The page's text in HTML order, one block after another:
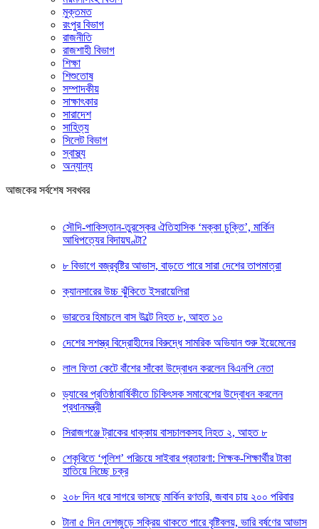
মুক্তমত
রংপুর বিভাগ
রাজনীতি
রাজশাহী বিভাগ
শিক্ষা
শিশুতোষ
সম্পাদকীয়
সাক্ষাৎকার
সারাদেশ
সাহিত্য
সিলেট বিভাগ
স্বাস্থ্য
অন্যান্য
আজকের সর্বশেষ সবখবর
সৌদি-পাকিস্তান-তুরস্কের ঐতিহাসিক ‘মক্কা চুক্তি’, মার্কিন
আধিপত্যের বিদায়ঘণ্টা?
৮ বিভাগে বজ্রবৃষ্টির আভাস, বাড়তে পারে সারা দেশের তাপমাত্রা
ক্যানসারের উচ্চ ঝুঁকিতে ইসরায়েলিরা
ভারতের হিমাচলে বাস উল্টে নিহত ৮, আহত ১০
দেশের সশস্ত্র বিদ্রোহীদের বিরুদ্ধে সামরিক অভিযান শুরু ইয়েমেনের
লাল ফিতা কেটে বাঁশের সাঁকো উদ্বোধন করলেন বিএনপি নেতা
ড্যাবের প্রতিষ্ঠাবার্ষিকীতে চিকিৎসক সমাবেশের উদ্বোধন করলেন
প্রধানমন্ত্রী
সিরাজগঞ্জে ট্রাকের ধাক্কায় বাসচালকসহ নিহত ২, আহত ৮
শেকৃবিতে ‘পুলিশ’ পরিচয়ে সাইবার প্রতারণা: শিক্ষক-শিক্ষার্থীর টাকা
হাতিয়ে নিচ্ছে চক্র
২০৮ দিন ধরে সাগরে ভাসছে মার্কিন রণতরি, জবাব চায় ২০০ পরিবার
টানা ৫ দিন দেশজুড়ে সক্রিয় থাকতে পারে বৃষ্টিবলয়, ভারি বর্ষণের আভাস